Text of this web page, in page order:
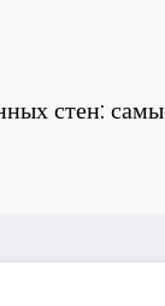
стен: